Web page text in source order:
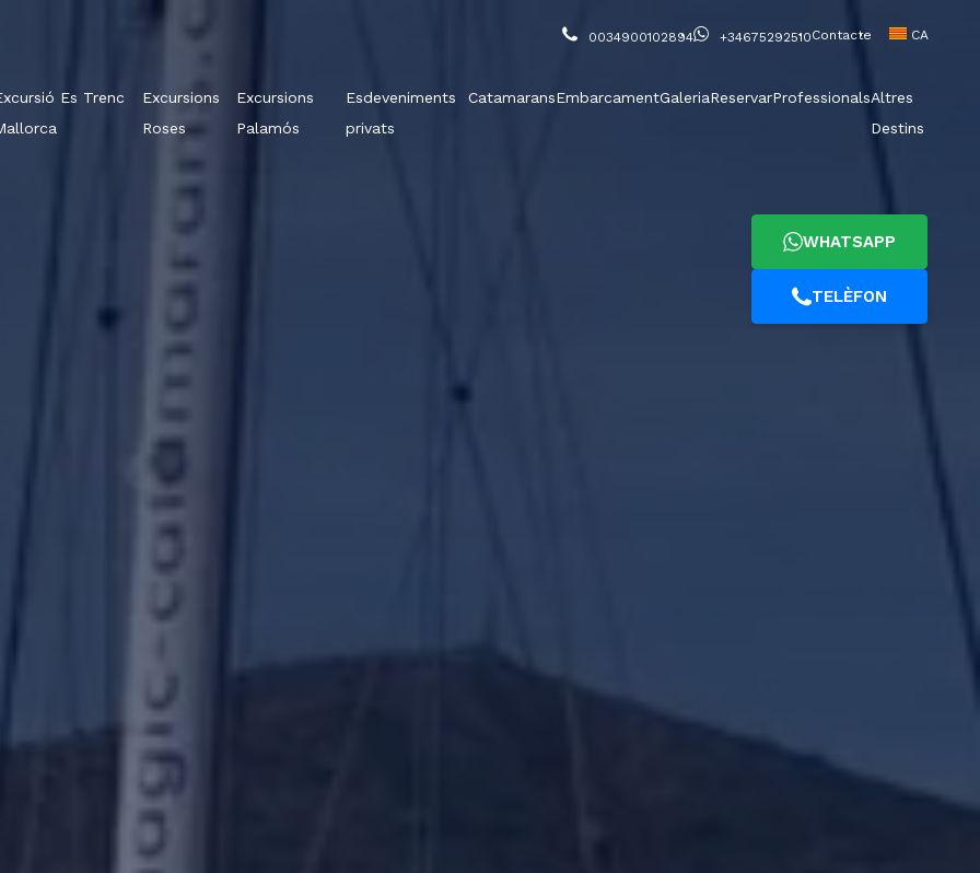
0034900102894 +34675292510Contacte CA
Es Trenc
Excursions
Roses
Excursions
Palamós
Esdeveniments
privats
CatamaransEmbarcamentGaleriaReservarProfessionalsAltres
Destins
WHATSAPP
TELÈFON